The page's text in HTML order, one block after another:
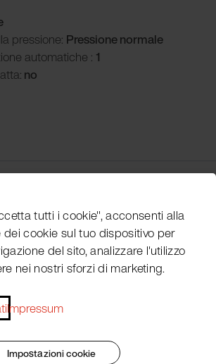
pressione: Pressione normale
automatiche : 1
no
Newsletter
be regularly updated on news, event
tutti i cookie", acconsenti alla
cookie sul tuo dispositivo per
del sito, analizzare l'utilizzo
nei nostri sforzi di marketing.
Impressum
Impostazioni cookie